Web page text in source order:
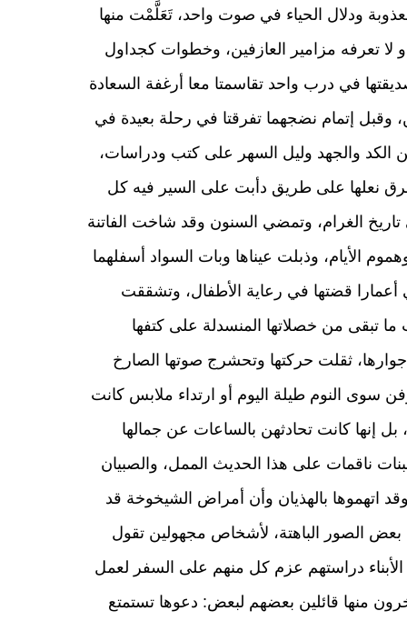
ودلال الحياء في صوت واحد، تَعَلَّمْت منها
تعرفه مزامير العازفين، وخطوات كجداول
في درب واحد تقاسمتا معا أرغفة السعادة
وقبل إتمام نضجهما تفرقتا في رحلة بعيدة في
الكد والجهد وليل السهر على كتب ودراسات،
نعلها على طريق دأبت على السير فيه كل
الغرام، وتمضي السنون وقد شاخت الفاتنة
الأيام، وذبلت عيناها وبات السواد أسفلهما
أعمارا قضتها في رعاية الأطفال، وتشققت
تبقى من خصلاتها المنسدلة على كتفها
ثقلت حركتها وتحشرج صوتها الصارخ
سوى النوم طيلة اليوم أو ارتداء ملابس كانت
بل إنها كانت تحادثهن بالساعات عن جمالها
ناقمات على هذا الحديث الممل، والصبيان
اتهموها بالهذيان وأن أمراض الشيخوخة قد
بعض الصور الباهتة، لأشخاص مجهولين تقول
دراستهم عزم كل منهم على السفر لعمل
منها قائلين بعضهم لبعض: دعوها تستمتع